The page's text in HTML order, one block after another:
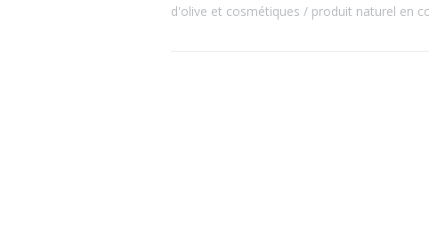
d'olive et cosmétiques
produit naturel en